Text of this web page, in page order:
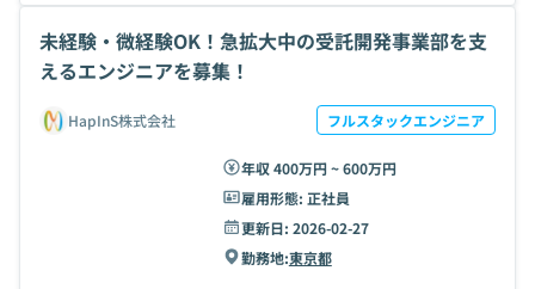
未経験・微経験OK！急拡大中の受託開発事業部を支
えるエンジニアを募集！
HapInS株式会社 フルスタックエンジニア
年収 400万円 ~ 600万円
雇用形態: 正社員
更新日: 2026-02-27
勤務地:東京都